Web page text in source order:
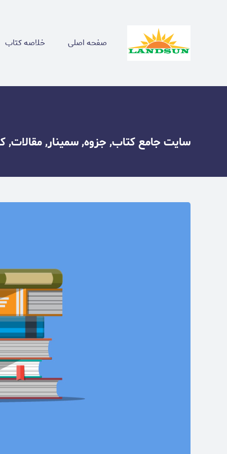
صفحه اصلی خلاصه کتاب
سایت جامع کتاب, جزوه, سمینار, مقالات,